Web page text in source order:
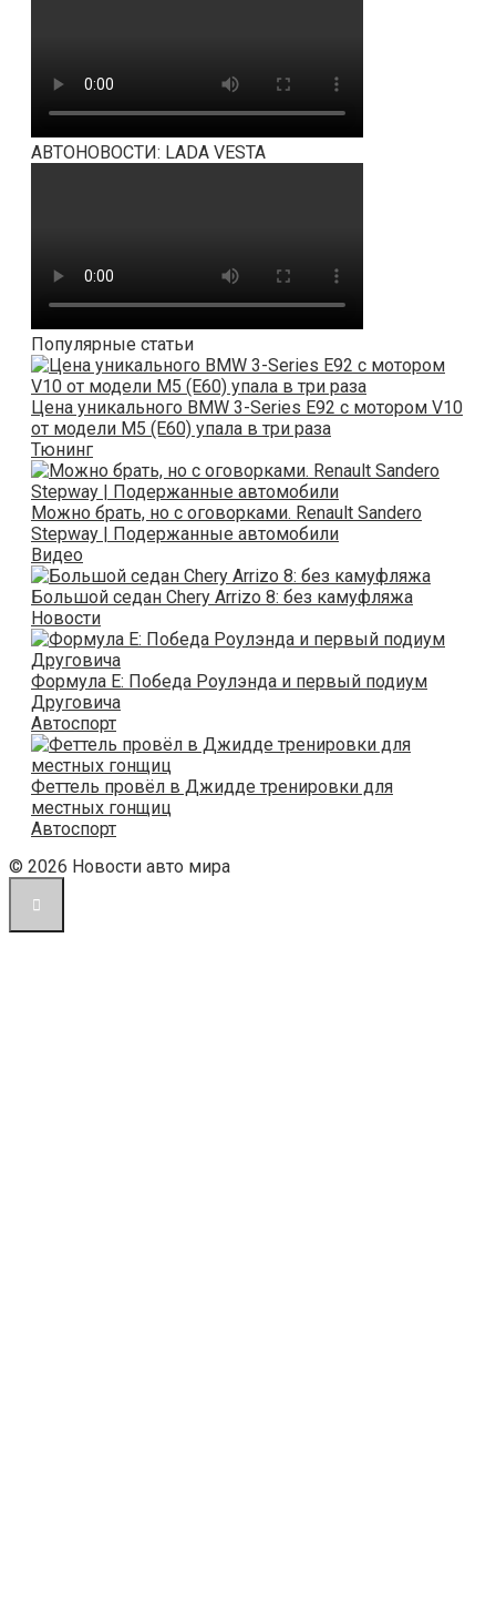
АВТОНОВОСТИ: LADA VESTA
Популярные статьи
Цена уникального BMW 3-Series E92 с мотором V10
от модели M5 (E60) упала в три раза
Тюнинг
Можно брать, но с оговорками. Renault Sandero
Stepway | Подержанные автомобили
Видео
Большой седан Chery Arrizo 8: без камуфляжа
Новости
Формула E: Победа Роулэнда и первый подиум
Друговича
Автоспорт
Феттель провёл в Джидде тренировки для
местных гонщиц
Автоспорт
© 2026 Новости авто мира